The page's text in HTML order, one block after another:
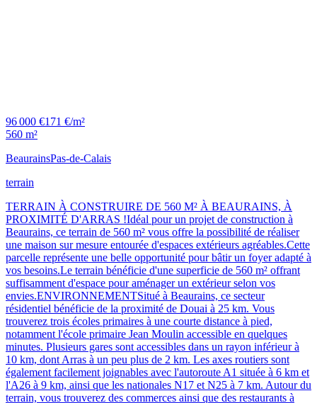
96 000 €171 €/m²
560 m²
BeaurainsPas-de-Calais
terrain
TERRAIN À CONSTRUIRE DE 560 M² À BEAURAINS, À
PROXIMITÉ D'ARRAS !Idéal pour un projet de construction à
Beaurains, ce terrain de 560 m² vous offre la possibilité de réaliser
une maison sur mesure entourée d'espaces extérieurs agréables.Cette
parcelle représente une belle opportunité pour bâtir un foyer adapté à
vos besoins.Le terrain bénéficie d'une superficie de 560 m² offrant
suffisamment d'espace pour aménager un extérieur selon vos
envies.ENVIRONNEMENTSitué à Beaurains, ce secteur
résidentiel bénéficie de la proximité de Douai à 25 km. Vous
trouverez trois écoles primaires à une courte distance à pied,
notamment l'école primaire Jean Moulin accessible en quelques
minutes. Plusieurs gares sont accessibles dans un rayon inférieur à
10 km, dont Arras à un peu plus de 2 km. Les axes routiers sont
également facilement joignables avec l'autoroute A1 située à 6 km et
l'A26 à 9 km, ainsi que les nationales N17 et N25 à 7 km. Autour du
terrain, vous trouverez des commerces ainsi que des restaurants à